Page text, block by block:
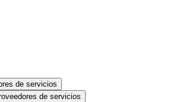
de servicios
de servicios